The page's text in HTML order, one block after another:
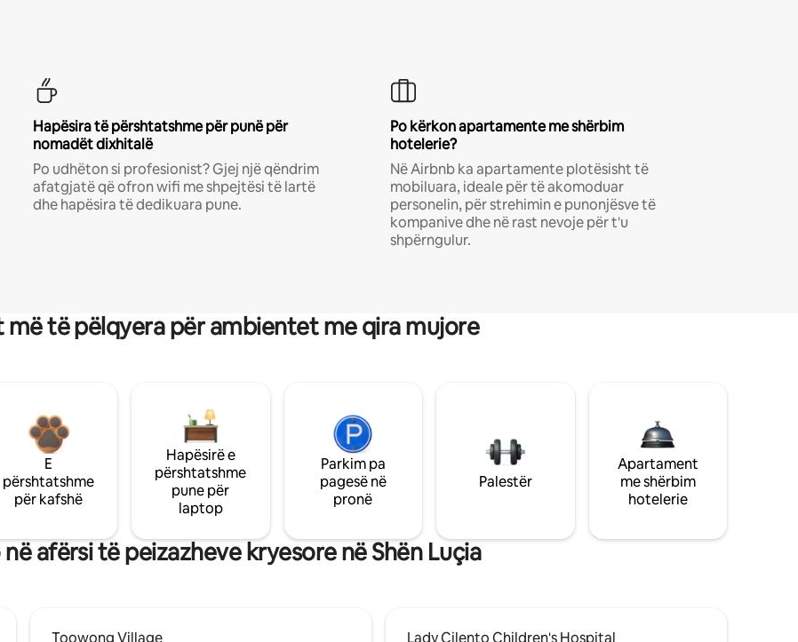
Hapësira të përshtatshme për punë për
nomadët dixhitalë
Po udhëton si profesionist? Gjej një qëndrim
afatgjatë që ofron wifi me shpejtësi të lartë
dhe hapësira të dedikuara pune.
Po kërkon apartamente me shërbim
hotelerie?
Në Airbnb ka apartamente plotësisht të
mobiluara, ideale për të akomoduar
personelin, për strehimin e punonjësve të
kompanive dhe në rast nevoje për t'u
shpërngulur.
më të pëlqyera për ambientet me qira mujore
E
përshtatshme
për kafshë
Hapësirë e
përshtatshme
pune për
laptop
Parkim pa
pagesë në
pronë
Palestër
Apartament
me shërbim
hotelerie
afërsi të peizazheve kryesore në Shën Luçia
Toowong Village
Lady Cilento Children's Hospital